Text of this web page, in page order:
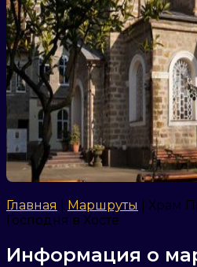
Главная Маршруты
Храм
Господня в Хосте
Информация о